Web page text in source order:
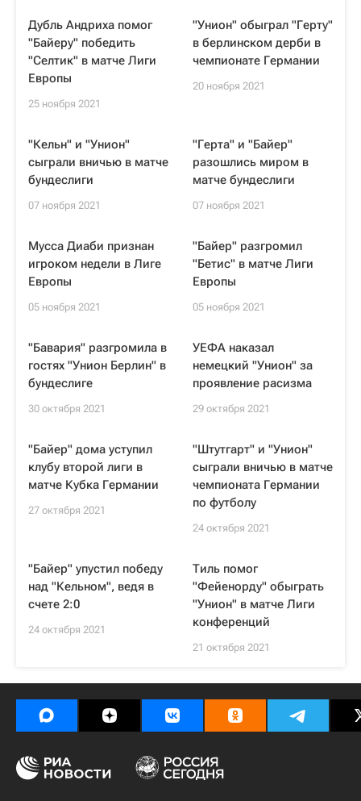
Дубль Андриха помог
"Байеру" победить
"Селтик" в матче Лиги
Европы
25 ноября 2021
"Унион" обыграл "Герту"
в берлинском дерби в
чемпионате Германии
20 ноября 2021
"Кельн" и "Унион"
сыграли вничью в матче
бундеслиги
07 ноября 2021
"Герта" и "Байер"
разошлись миром в
матче бундеслиги
07 ноября 2021
Мусса Диаби признан
игроком недели в Лиге
Европы
05 ноября 2021
"Байер" разгромил
"Бетис" в матче Лиги
Европы
05 ноября 2021
"Бавария" разгромила в
гостях "Унион Берлин" в
бундеслиге
30 октября 2021
УЕФА наказал
немецкий "Унион" за
проявление расизма
29 октября 2021
"Байер" дома уступил
клубу второй лиги в
матче Кубка Германии
27 октября 2021
"Штутгарт" и "Унион"
сыграли вничью в матче
чемпионата Германии
по футболу
24 октября 2021
"Байер" упустил победу
над "Кельном", ведя в
счете 2:0
24 октября 2021
Тиль помог
"Фейенорду" обыграть
"Унион" в матче Лиги
конференций
21 октября 2021